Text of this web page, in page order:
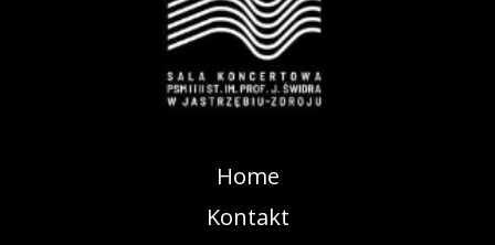
Home
Kontakt